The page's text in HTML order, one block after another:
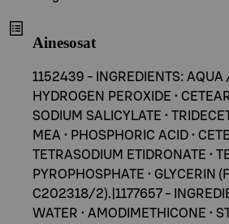
Ainesosat
1152439 - INGREDIENTS: AQUA
HYDROGEN PEROXIDE •
SODIUM SALICYLATE •
MEA • PHOSPHORIC ACID •
TETRASODIUM ETIDRONATE •
PYROPHOSPHATE • GLYCERIN
C202318/2).|1177657 -
WATER • AMODIMETHICONE •